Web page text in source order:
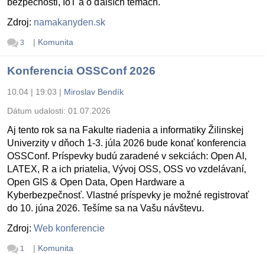
bezpečnosti, IoT a o ďalších témach.
Zdroj: namakanyden.sk
3 | Komunita
Konferencia OSSConf 2026
10.04 | 19:03 | Miroslav Bendík
Dátum udalosti: 01.07.2026
Aj tento rok sa na Fakulte riadenia a informatiky Žilinskej
Univerzity v dňoch 1-3. júla 2026 bude konať konferencia
OSSConf. Príspevky budú zaradené v sekciách: Open AI,
LATEX, R a ich priatelia, Vývoj OSS, OSS vo vzdelávaní,
Open GIS & Open Data, Open Hardware a
Kyberbezpečnosť. Vlastné príspevky je možné registrovať
do 10. júna 2026. Tešíme sa na Vašu návštevu.
Zdroj: Web konferencie
1 | Komunita